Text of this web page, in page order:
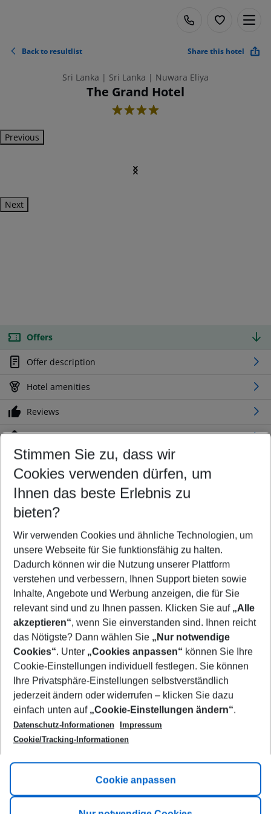
Back to resultlist Share this hotel
Sri Lanka | Sri Lanka | Nuwara Eliya
The Grand Hotel
4
Previous
Next
Offers
Offer description
Hotel amenities
Reviews
Location
Customize your offer
Find the perfect deal which suits your best
Your departure airport
Any airport
Select your date range
08/08/26–06/08/27 5-8 nights
Who will travel
2 adults No children
Show more filter
Footer
Footer navigation
Title A
Link A
Stimmen Sie zu, dass wir
Cookies verwenden dürfen, um
Ihnen das beste Erlebnis zu
bieten?
Wir verwenden Cookies und ähnliche Technologien, um
unsere Webseite für Sie funktionsfähig zu halten.
Dadurch können wir die Nutzung unserer Plattform
verstehen und verbessern, Ihnen Support bieten sowie
Inhalte, Angebote und Werbung anzeigen, die für Sie
relevant sind und zu Ihnen passen. Klicken Sie auf „Alle
akzeptieren“, wenn Sie einverstanden sind. Ihnen reicht
das Nötigste? Dann wählen Sie „Nur notwendige
Cookies“. Unter „Cookies anpassen“ können Sie Ihre
Cookie-Einstellungen individuell festlegen. Sie können
Ihre Privatsphäre-Einstellungen selbstverständlich
jederzeit ändern oder widerrufen – klicken Sie dazu
einfach unten auf „Cookie-Einstellungen ändern“.
Datenschutz-Informationen
Impressum
Cookie/Tracking-Informationen
Cookie anpassen